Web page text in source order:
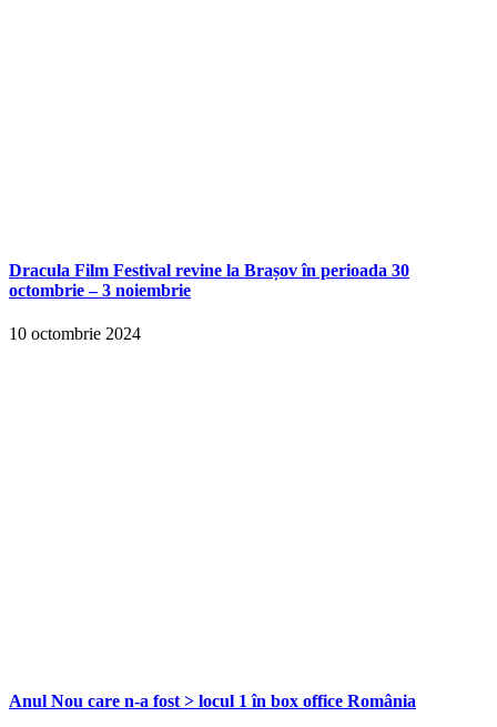
Dracula Film Festival revine la Brașov în perioada 30
octombrie – 3 noiembrie
10 octombrie 2024
Anul Nou care n-a fost > locul 1 în box office România